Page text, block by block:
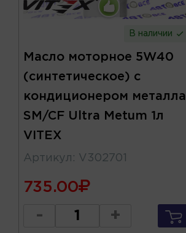
В наличии
Масло моторное 5W40
(синтетическое) с
кондиционером металла
SM/CF Ultra Metum 1л
VITEX
Артикул : V302701
735.00
- +